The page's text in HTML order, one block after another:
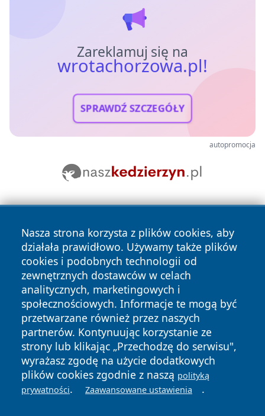
Zareklamuj się na
wrotachorzowa.pl!
SPRAWDŹ SZCZEGÓŁY
autopromocja
Nasza strona korzysta z plików cookies, aby
działała prawidłowo. Używamy także plików
cookies i podobnych technologii od
zewnętrznych dostawców w celach
analitycznych, marketingowych i
społecznościowych. Informacje te mogą być
przetwarzane również przez naszych
partnerów. Kontynuując korzystanie ze
strony lub klikając „Przechodzę do serwisu",
wyrażasz zgodę na użycie dodatkowych
plików cookies zgodnie z naszą polityką
prywatności. Zaawansowane ustawienia .
Copyright © 2026 wrotachorzowa.pl Wszystkie prawa
zastrzeżone.
News Autorzy
Polityka
Prywatności
Polityka
Cookies